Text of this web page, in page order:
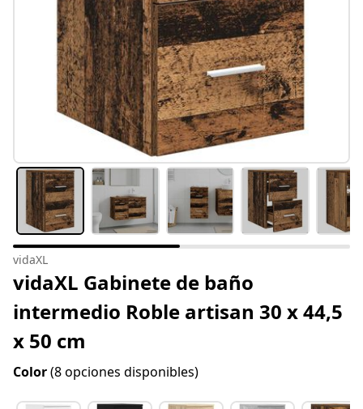
vidaXL
vidaXL Gabinete de baño
intermedio Roble artisan 30 x 44,5
x 50 cm
Color(8 opciones disponibles)